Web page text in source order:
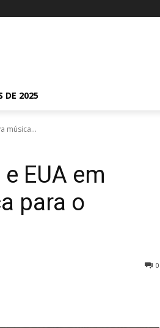
DE 2025
música...
EUA em
para o
0